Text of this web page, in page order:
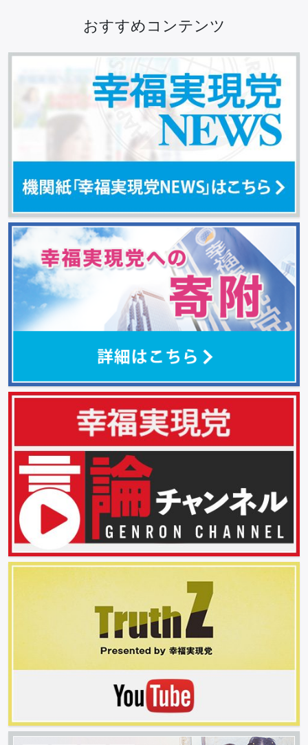
おすすめコンテンツ